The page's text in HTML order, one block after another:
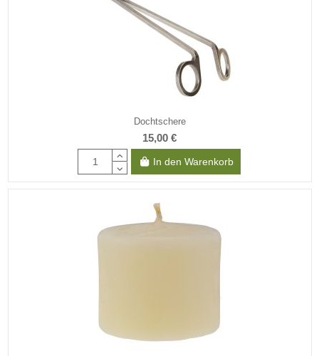
Dochtschere
15,00 €
In den Warenkorb